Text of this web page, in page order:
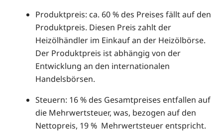
Produktpreis: ca. 60 % des Preises fällt auf den
Produktpreis. Diesen Preis zahlt der
Heizölhändler im Einkauf an der Heizölbörse.
Der Produktpreis ist abhängig von der
Entwicklung an den internationalen
Handelsbörsen.
Steuern: 16 % des Gesamtpreises entfallen auf
die Mehrwertsteuer, was, bezogen auf den
Nettopreis, 19 % Mehrwertsteuer entspricht.